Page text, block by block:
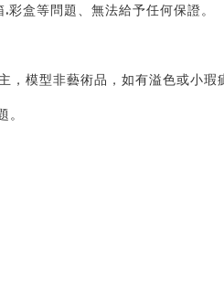
盒等問題、無法給予任何保證。
模型非藝術品，如有溢色或小
。